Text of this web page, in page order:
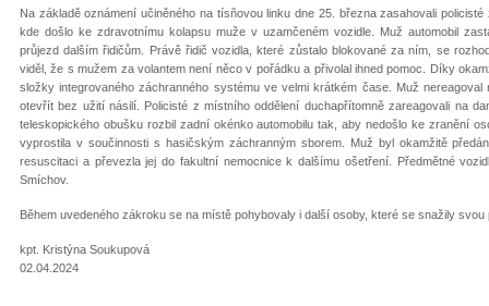
Na základě oznámení učiněného na tísňovou linku dne 25. března zasahovali
kde došlo ke zdravotnímu kolapsu muže v uzamčeném vozidle. Muž automobil
průjezd dalším řidičům. Právě řidič vozidla, které zůstalo blokované za ním, se
viděl, že s mužem za volantem není něco v pořádku a přivolal ihned pomoc. Díky
složky integrovaného záchranného systému ve velmi krátkém čase. Muž
otevřít bez užití násilí. Policisté z místního oddělení duchapřítomně zareagovali na
teleskopického obušku rozbil zadní okénko automobilu tak, aby nedošlo ke zranění
vyprostila v součinnosti s hasičským záchranným sborem. Muž byl okamžitě
resuscitaci a převezla jej do fakultní nemocnice k dalšímu ošetření. Předmětné
Smíchov.
Během uvedeného zákroku se na místě pohybovaly i další osoby, které se snažily
kpt. Kristýna Soukupová
02.04.2024